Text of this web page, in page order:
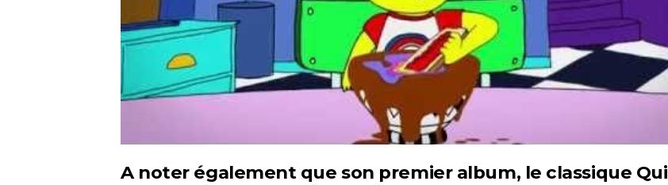
A noter également que son premier album, le classique Qui